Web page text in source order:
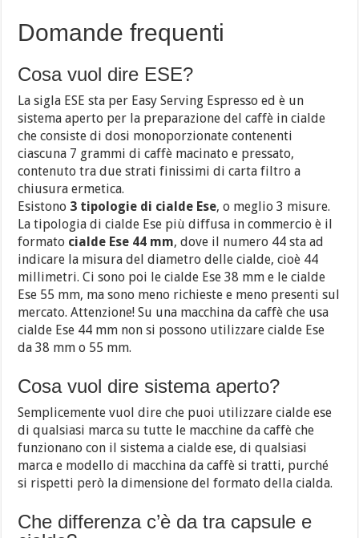
Domande frequenti
Cosa vuol dire ESE?
La sigla ESE sta per Easy Serving Espresso ed è un
sistema aperto per la preparazione del caffè in cialde
che consiste di dosi monoporzionate contenenti
ciascuna 7 grammi di caffè macinato e pressato,
contenuto tra due strati finissimi di carta filtro a
chiusura ermetica.
Esistono 3 tipologie di cialde Ese, o meglio 3 misure.
La tipologia di cialde Ese più diffusa in commercio è il
formato cialde Ese 44 mm, dove il numero 44 sta ad
indicare la misura del diametro delle cialde, cioè 44
millimetri. Ci sono poi le cialde Ese 38 mm e le cialde
Ese 55 mm, ma sono meno richieste e meno presenti sul
mercato. Attenzione! Su una macchina da caffè che usa
cialde Ese 44 mm non si possono utilizzare cialde Ese
da 38 mm o 55 mm.
Cosa vuol dire sistema aperto?
Semplicemente vuol dire che puoi utilizzare cialde ese
di qualsiasi marca su tutte le macchine da caffè che
funzionano con il sistema a cialde ese, di qualsiasi
marca e modello di macchina da caffè si tratti, purché
si rispetti però la dimensione del formato della cialda.
Che differenza c’è da tra capsule e